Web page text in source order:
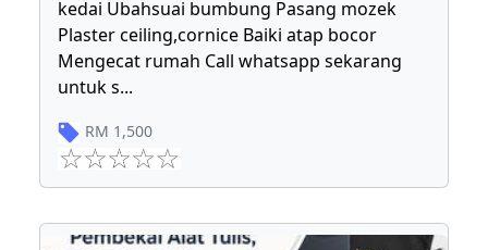
kedai Ubahsuai bumbung Pasang mozek
Plaster ceiling,cornice Baiki atap bocor
Mengecat rumah Call whatsapp sekarang
untuk s...
RM 1,500